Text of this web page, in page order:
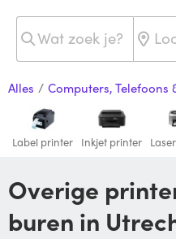
Alles / Computers, Telefoons
Label printer Inkjet printer
Overige printers huren van je
buren in